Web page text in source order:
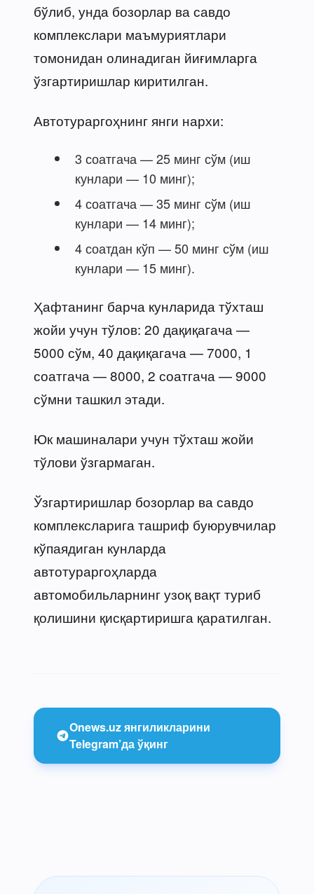
бўлиб, унда бозорлар ва савдо
комплекслари маъмуриятлари
томонидан олинадиган йиғимларга
ўзгартиришлар киритилган.
Автотураргоҳнинг янги нархи:
3 соатгача — 25 минг сўм (иш
кунлари — 10 минг);
4 соатгача — 35 минг сўм (иш
кунлари — 14 минг);
4 соатдан кўп — 50 минг сўм (иш
кунлари — 15 минг).
Ҳафтанинг барча кунларида тўхташ
жойи учун тўлов: 20 дақиқагача —
5000 сўм, 40 дақиқагача — 7000, 1
соатгача — 8000, 2 соатгача — 9000
сўмни ташкил этади.
Юк машиналари учун тўхташ жойи
тўлови ўзгармаган.
Ўзгартиришлар бозорлар ва савдо
комплексларига ташриф буюрувчилар
кўпаядиган кунларда
автотураргоҳларда
автомобильларнинг узоқ вақт туриб
қолишини қисқартиришга қаратилган.
Onews.uz янгиликларини
Telegram’да ўқинг